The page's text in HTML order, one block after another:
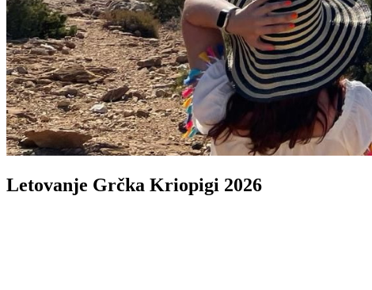
Letovanje Grčka Kriopigi 2026